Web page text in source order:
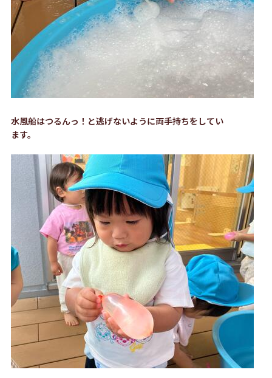
水風船はつるんっ！と逃げないように両手持ちをしてい
ます。